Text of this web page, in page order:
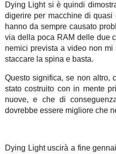
Dying Light si è quindi
digerire per macchine di
hanno da sempre causato
via della poca RAM delle due
nemici prevista a video non
staccare la spina e basta.
Questo significa, se non altro,
stato costruito con in mente
nuove, e che di
dovrebbe essere migliore che
Dying Light uscirà a fine